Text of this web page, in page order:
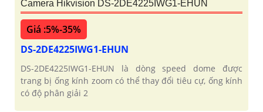
Camera Hikvision DS-2DE4225IWG1-EHUN
Giá :5%-35%
DS-2DE4225IWG1-EHUN
DS-2DE4225IWG1-EHUN là dòng speed dome được
trang bị ống kính zoom có thể thay đổi tiêu cự, ống kính
có độ phân giải 2